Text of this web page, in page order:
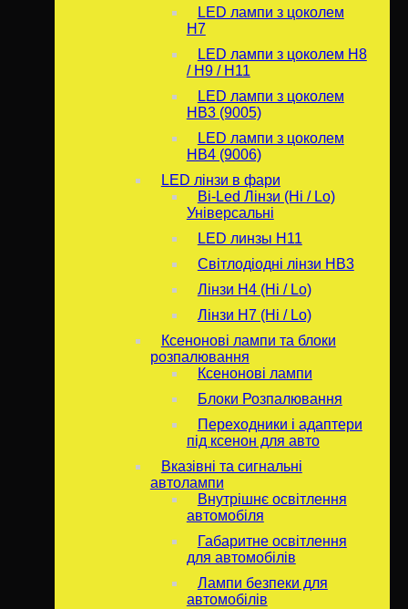
LED лампи з цоколем
H7
LED лампи з цоколем H8
/ H9 / H11
LED лампи з цоколем
HB3 (9005)
LED лампи з цоколем
HB4 (9006)
LED лінзи в фари
Bi-Led Лінзи (Hi / Lo)
Універсальні
LED линзы H11
Світлодіодні лінзи HB3
Лінзи Н4 (Hi / Lo)
Лінзи Н7 (Hi / Lo)
Ксенонові лампи та блоки
розпалювання
Ксенонові лампи
Блоки Розпалювання
Переходники і адаптери
під ксенон для авто
Вказівні та сигнальні
автолампи
Внутрішнє освітлення
автомобіля
Габаритне освітлення
для автомобілів
Лампи безпеки для
автомобілів